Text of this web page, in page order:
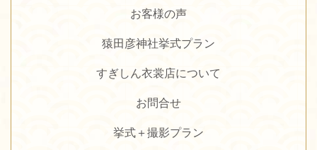
お客様の声
猿田彦神社挙式プラン
すぎしん衣裳店について
お問合せ
挙式＋撮影プラン